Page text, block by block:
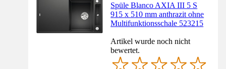
Spüle Blanco AXIA III 5 S
915 x 510 mm anthrazit ohne
Multifunktionsschale 523215
Artikel wurde noch nicht
bewertet.